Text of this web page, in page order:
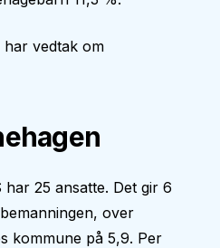
vedtak om
25 ansatte. Det gir 6
over
kommune på 5,9. Per